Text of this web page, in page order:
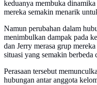
keduanya membuka
mereka semakin menarik
Namun perubahan dalam
menimbulkan dampak pada
dan Jerry merasa grup
situasi yang semakin berbeda
Perasaan tersebut
hubungan antar anggota